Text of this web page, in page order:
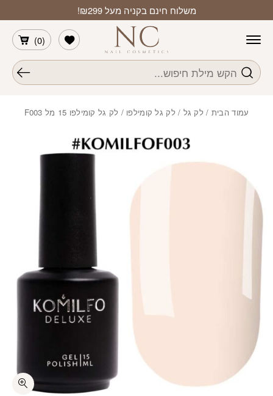
משלוח חינם בקניה מעל ₪299!
חיפוש
(
0
)
הרשימה שלי
עמוד הבית / לק גל /לק גל קומילפו / לק גל קומילפו 15 מל F003